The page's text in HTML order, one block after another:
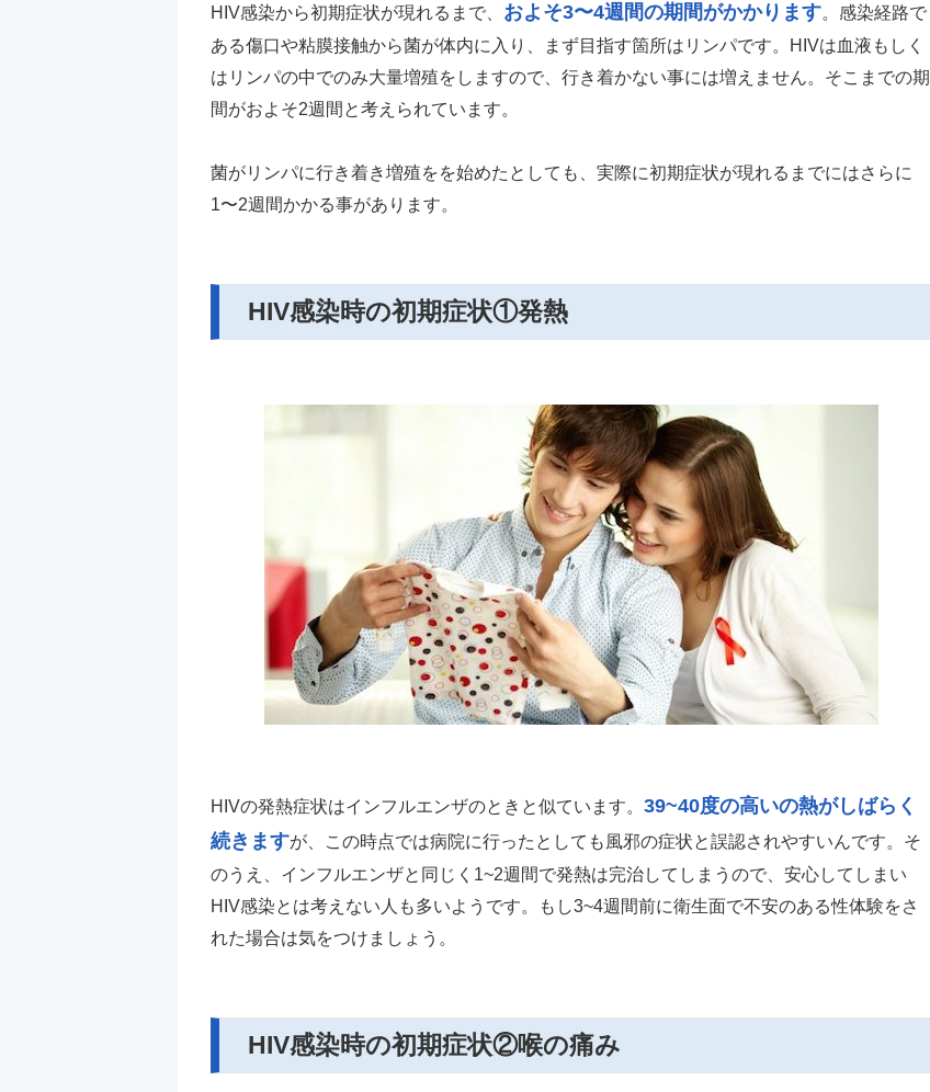
HIV感染から初期症状が現れるまで、 およそ3〜4週間の期間がかかります。感染経路で
ある傷口や粘膜接触から菌が体内に入り、まず目指す箇所はリンパです。HIVは血液もしく
はリンパの中でのみ大量増殖をしますので、行き着かない事には増えません。そこまでの期
間がおよそ2週間と考えられています。
菌がリンパに行き着き増殖をを始めたとしても、実際に初期症状が現れるまでにはさらに
1〜2週間かかる事があります。
HIV感染時の初期症状①発熱
HIVの発熱症状はインフルエンザのときと似ています。 39~40度の高いの熱がしばらく
続きますが、この時点では病院に行ったとしても風邪の症状と誤認されやすいんです。そ
のうえ、インフルエンザと同じく1~2週間で発熱は完治してしまうので、安心してしまい
HIV感染とは考えない人も多いようです。もし3~4週間前に衛生面で不安のある性体験をさ
れた場合は気をつけましょう。
HIV感染時の初期症状②喉の痛み